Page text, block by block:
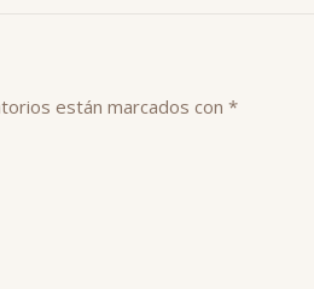
están marcados con *